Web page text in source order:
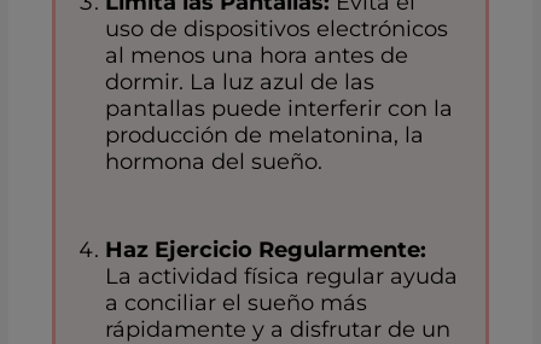
uso de dispositivos electrónicos
al menos una hora antes de
dormir. La luz azul de las
pantallas puede interferir con la
producción de melatonina, la
hormona del sueño.
Haz Ejercicio Regularmente:
La actividad física regular ayuda
a conciliar el sueño más
rápidamente y a disfrutar de un